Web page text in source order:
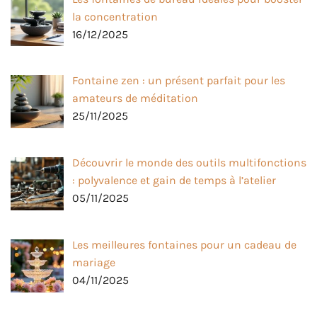
la concentration
16/12/2025
Fontaine zen : un présent parfait pour les
amateurs de méditation
25/11/2025
Découvrir le monde des outils multifonctions
: polyvalence et gain de temps à l’atelier
05/11/2025
Les meilleures fontaines pour un cadeau de
mariage
04/11/2025